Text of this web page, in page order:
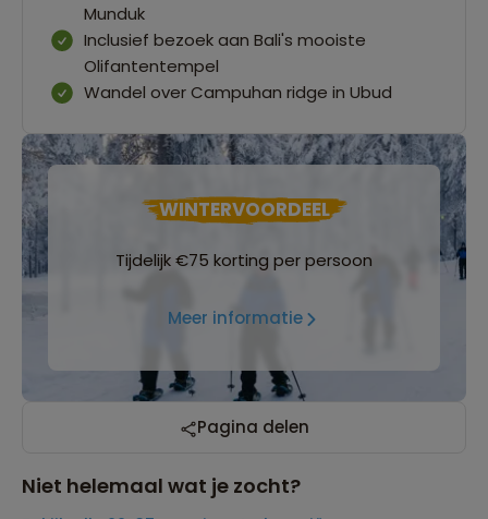
Munduk
Inclusief bezoek aan Bali's mooiste
Olifantentempel
Wandel over Campuhan ridge in Ubud
WINTERVOORDEEL
Tijdelijk €75 korting per persoon
Meer informatie
Pagina delen
Niet helemaal wat je zocht?